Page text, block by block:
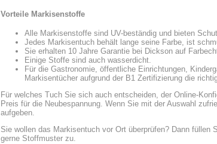
Vorteile Markisenstoffe
Alle Markisenstoffe sind UV-beständig und bieten
Jedes Markisentuch behält lange seine Farbe, ist
Sie erhalten 10 Jahre Garantie bei Dickson auf
Einige Stoffe sind auch wasserdicht.
Für die Gastronomie, öffentliche Einrichtungen,
Markisentücher aufgrund der B1 Zertifizierung die
Für welches Tuch Sie sich auch entscheiden, der Online-
Preis für die Neubespannung. Wenn Sie mit der Auswahl
aufgeben.
Sie wollen das Markisentuch vor Ort überprüfen? Dann
gerne Stoffmuster zu.